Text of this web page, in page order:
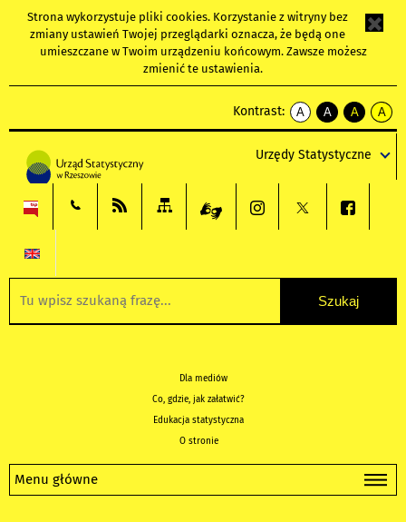
Strona wykorzystuje pliki cookies. Korzystanie z witryny bez
zmiany ustawień Twojej przeglądarki oznacza, że będą one
umieszczane w Twoim urządzeniu końcowym. Zawsze możesz
zmienić te ustawienia.
Kontrast:
A
kontrast
A
kontrast
tekst
czarnym
A
kontrast
tekst
czarnym
A
tekst
żółtym
Urzędy Statystyczne
Dla mediów
Co, gdzie, jak załatwić?
Edukacja statystyczna
O stronie
Menu główne